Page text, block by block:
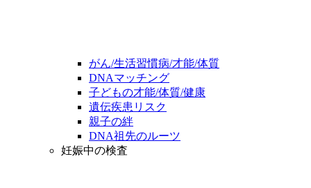
がん/生活習慣病/才能/体質
DNAマッチング
子どもの才能/体質/健康
遺伝疾患リスク
親子の絆
DNA祖先のルーツ
妊娠中の検査